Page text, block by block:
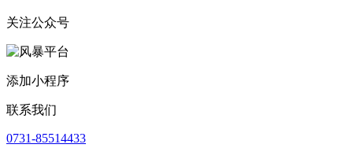
关注公众号
添加小程序
联系我们
0731-85514433